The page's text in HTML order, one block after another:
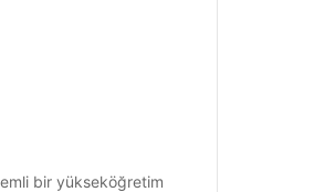
bir yükseköğretim